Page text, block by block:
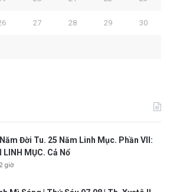
27 28 29 30
Đời Tu. 25 Năm Linh Mục. Phần VII:
LINH MỤC. Cả Nổ
giờ